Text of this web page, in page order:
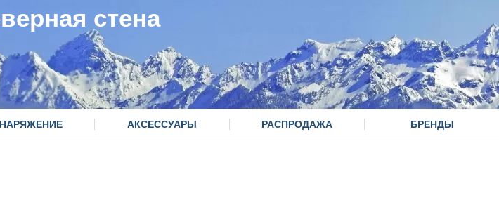
стена
АКСЕССУАРЫ РАСПРОДАЖА БРЕНДЫ